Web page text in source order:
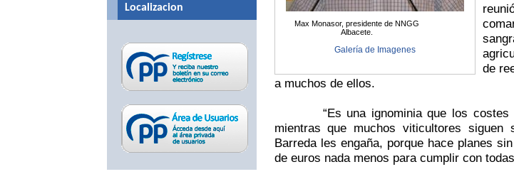
Max Monasor, presidente de NNGG
Albacete.
Galería de Imagenes
de
a muchos de ellos.
“Es una ignominia que los
mientras que muchos viticultores
Barreda les engaña, porque hace planes
de euros nada menos para cumplir con
Localizacion